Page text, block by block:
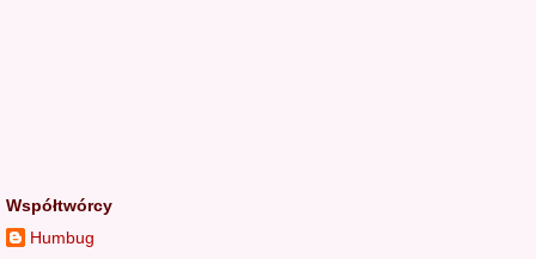
Współtwórcy
Humbug